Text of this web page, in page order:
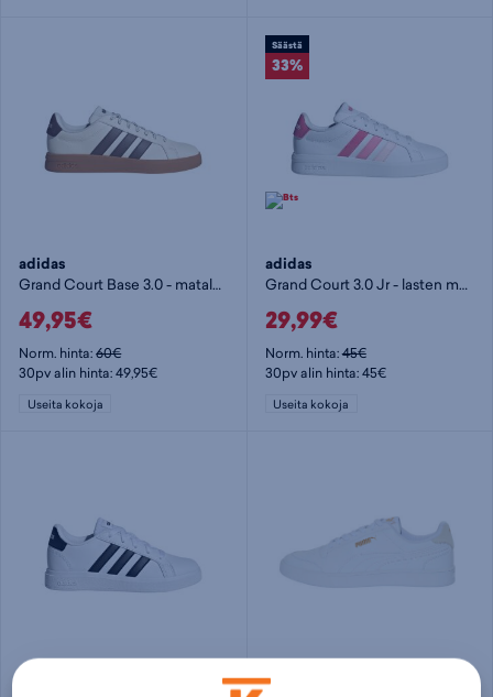
adidas
Grand Court Base 3.0 - matalavartiset tennarit
49,95€
Norm. hinta:60€
30pv alin hinta: 49,95€
Useita kokoja
Säästä
33%
adidas
Grand Court 3.0 Jr - lasten matalavartiset tennarit
29,99€
Norm. hinta:45€
30pv alin hinta: 45€
Useita kokoja
Puma